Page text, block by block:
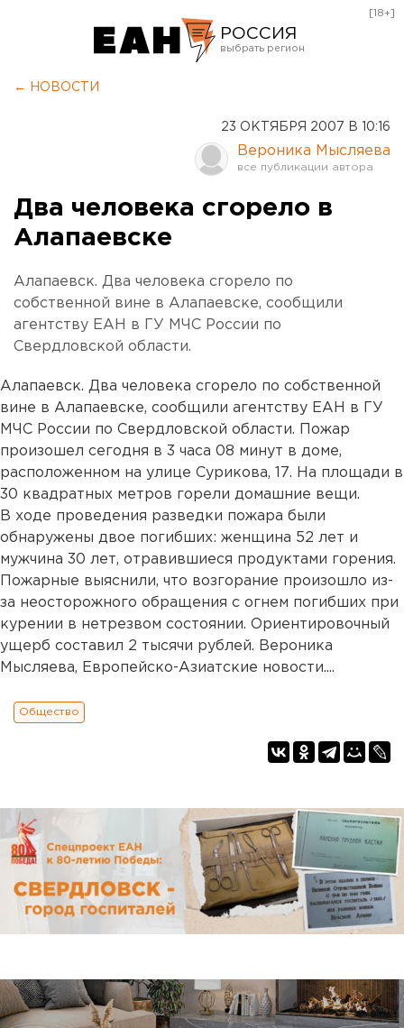
РОССИЯ
Оренбург
[18+]
← НОВОСТИ
23 ОКТЯБРЯ 2007 В 10:16
Вероника Мысляева
Два человека сгорело в
Алапаевске
Алапаевск. Два человека сгорело по
собственной вине в Алапаевске, сообщили
агентству ЕАН в ГУ МЧС России по
Свердловской области.
Алапаевск. Два человека сгорело по собственной
вине в Алапаевске, сообщили агентству ЕАН в ГУ
МЧС России по Свердловской области. Пожар
произошел сегодня в 3 часа 08 минут в доме,
расположенном на улице Сурикова, 17. На площади в
30 квадратных метров горели домашние вещи.
В ходе проведения разведки пожара были
обнаружены двое погибших: женщина 52 лет и
мужчина 30 лет, отравившиеся продуктами горения.
Пожарные выяснили, что возгорание произошло из-
за неосторожного обращения с огнем погибших при
курении в нетрезвом состоянии. Ориентировочный
ущерб составил 2 тысячи рублей. Вероника
Мысляева, Европейско-Азиатские новости....
Общество